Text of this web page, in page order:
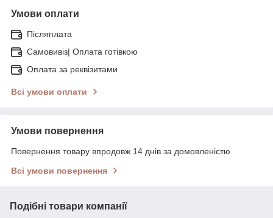
Умови оплати
Післяплата
Самовивіз| Оплата готівкою
Оплата за реквізитами
Всі умови оплати
Умови повернення
Повернення товару впродовж 14 днів за домовленістю
Всі умови повернення
Подібні товари компанії